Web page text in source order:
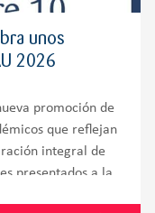
unos
2026
promoción de
que reflejan
integral de
presentados a la